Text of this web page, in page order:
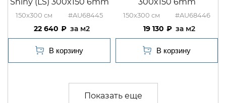
Shiny (LS) 300x150 6mm
150x300 #AU68445
22 640 м2
300x150 6mm
150x300 #AU68446
19 130 м2